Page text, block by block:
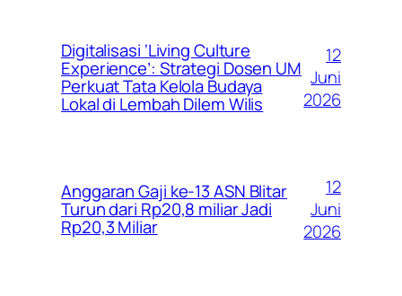
Digitalisasi ‘Living Culture
Experience’: Strategi Dosen UM
Perkuat Tata Kelola Budaya
Lokal di Lembah Dilem Wilis
12
Juni
2026
Anggaran Gaji ke-13 ASN Blitar
Turun dari Rp20,8 miliar Jadi
Rp20,3 Miliar
12
Juni
2026